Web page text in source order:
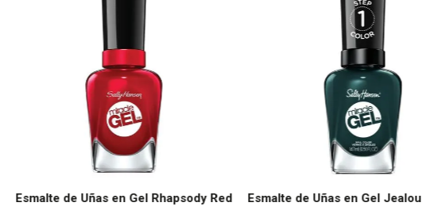
Esmalte de Uñas en Gel Rhapsody Red Esmalte de Uñas en Gel